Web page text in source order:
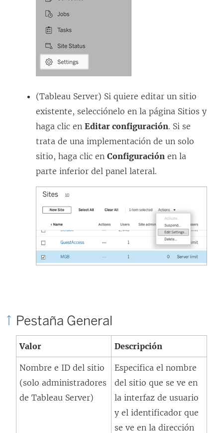
(Tableau Server) Si quiere editar un sitio
existente, selecciónelo en la página Sitios y
haga clic en Editar configuración. Si se
trata de una implementación de un solo
sitio, haga clic en Configuración en la
parte inferior del panel lateral.
Pestaña General
Valor Descripción
Nombre e ID del sitio
(solo administradores
de Tableau Server)
Especifica el nombre
del sitio que se ve en
la interfaz de usuario
y el identificador que
se ve en la dirección